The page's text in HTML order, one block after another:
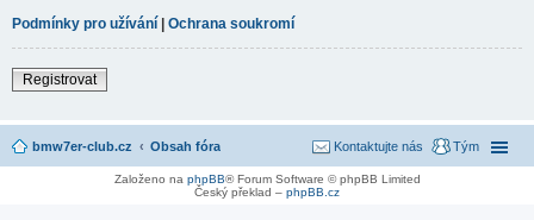
Podmínky pro užívání | Ochrana soukromí
Registrovat
bmw7er-club.cz Obsah fóra Tým
Kontaktujte nás
Založeno na phpBB® Forum Software © phpBB Limited
Český překlad – phpBB.cz